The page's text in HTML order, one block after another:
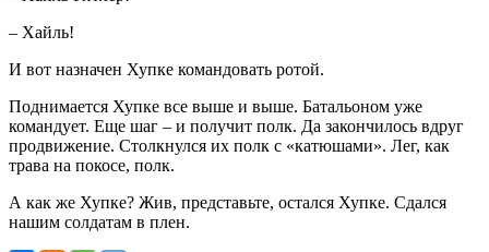
– Хайль!
И вот назначен Хупке командовать ротой.
Поднимается Хупке все выше и выше. Батальоном уже
командует. Еще шаг – и получит полк. Да закончилось вдруг
продвижение. Столкнулся их полк с «катюшами». Лег, как
трава на покосе, полк.
А как же Хупке? Жив, представьте, остался Хупке. Сдался
нашим солдатам в плен.